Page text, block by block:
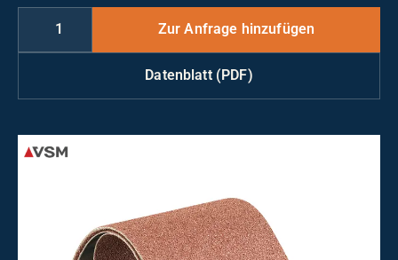
Datenblatt (PDF)